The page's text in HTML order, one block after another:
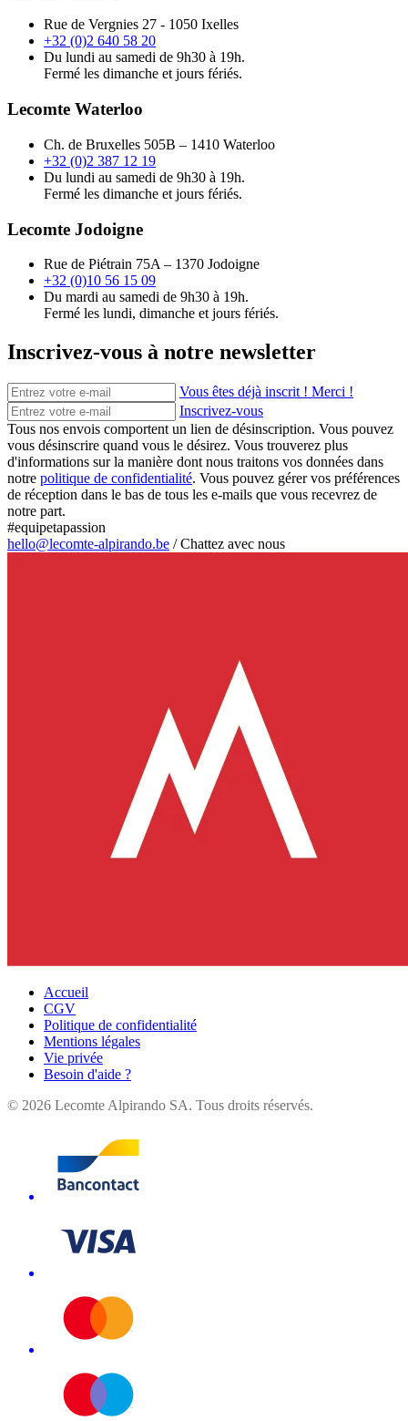
Rue de Vergnies 27 - 1050 Ixelles
+32 (0)2 640 58 20
Du lundi au samedi de 9h30 à 19h.
Fermé les dimanche et jours fériés.
Lecomte Waterloo
Ch. de Bruxelles 505B – 1410 Waterloo
+32 (0)2 387 12 19
Du lundi au samedi de 9h30 à 19h.
Fermé les dimanche et jours fériés.
Lecomte Jodoigne
Rue de Piétrain 75A – 1370 Jodoigne
+32 (0)10 56 15 09
Du mardi au samedi de 9h30 à 19h.
Fermé les lundi, dimanche et jours fériés.
Inscrivez-vous à notre newsletter
Vous êtes déjà inscrit ! Merci !
Inscrivez-vous
Tous nos envois comportent un lien de désinscription. Vous pouvez
vous désinscrire quand vous le désirez. Vous trouverez plus
d'informations sur la manière dont nous traitons vos données dans
notre politique de confidentialité. Vous pouvez gérer vos préférences
de réception dans le bas de tous les e-mails que vous recevrez de
notre part.
#equipetapassion
hello@lecomte-alpirando.be /Chattez avec nous
Accueil
CGV
Politique de confidentialité
Mentions légales
Vie privée
Besoin d'aide ?
© 2026 Lecomte Alpirando SA. Tous droits réservés.